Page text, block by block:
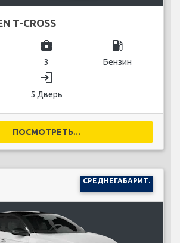
T-CROSS
business_center
3
local_gas_station
Бензин
login
5 Дверь
ПОСМОТРЕТЬ...
СРЕДНЕГАБАРИТ.